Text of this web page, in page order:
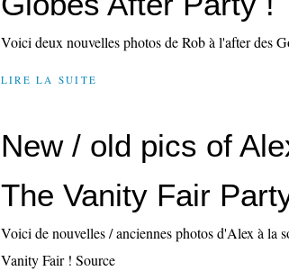
Voici deux nouvelles photos de Rob à l'after des
LIRE LA SUITE
New / old pics of
The Vanity Fair
Voici de nouvelles / anciennes photos d'Alex à la
Vanity Fair ! Source